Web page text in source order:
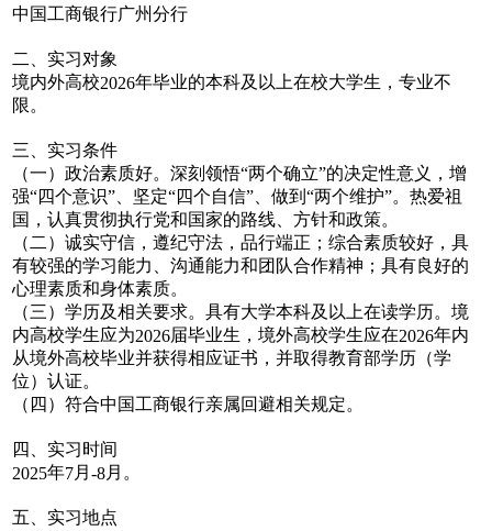
中国工商银行广州分行
二、实习对象
境内外高校2026年毕业的本科及以上在校大学生，专业不
限。
三、实习条件
（一）政治素质好。深刻领悟“两个确立”的决定性意义，增
强“四个意识”、坚定“四个自信”、做到“两个维护”。热爱祖
国，认真贯彻执行党和国家的路线、方针和政策。
（二）诚实守信，遵纪守法，品行端正；综合素质较好，具
有较强的学习能力、沟通能力和团队合作精神；具有良好的
心理素质和身体素质。
（三）学历及相关要求。具有大学本科及以上在读学历。境
内高校学生应为2026届毕业生，境外高校学生应在2026年内
从境外高校毕业并获得相应证书，并取得教育部学历（学
位）认证。
（四）符合中国工商银行亲属回避相关规定。
四、实习时间
2025年7月 -8月。
五、实习地点